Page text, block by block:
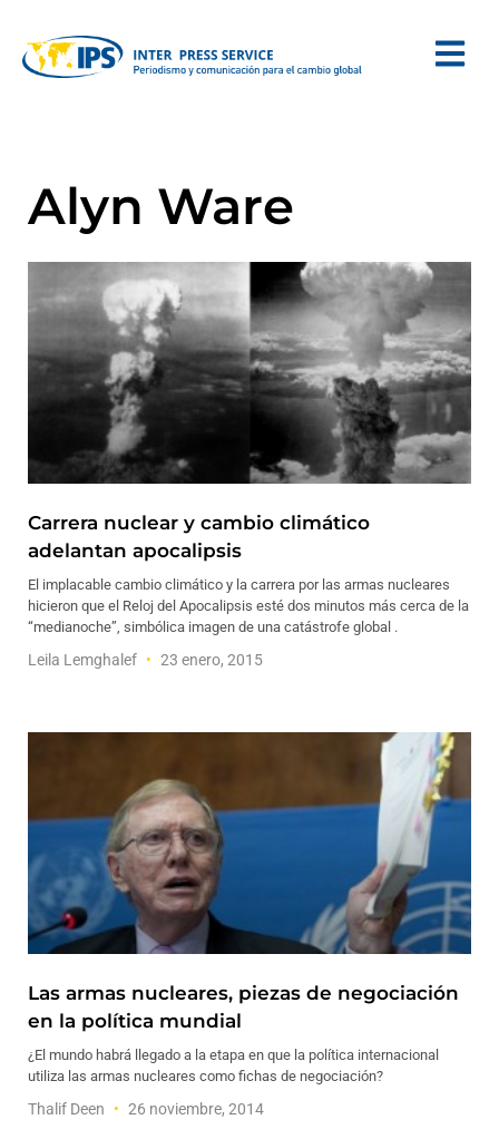
Alyn Ware
Carrera nuclear y cambio climático
adelantan apocalipsis
El implacable cambio climático y la carrera por las armas nucleares
hicieron que el Reloj del Apocalipsis esté dos minutos más cerca de la
“medianoche”, simbólica imagen de una catástrofe global .
Leila Lemghalef 23 enero, 2015
Las armas nucleares, piezas de negociación
en la política mundial
¿El mundo habrá llegado a la etapa en que la política internacional
utiliza las armas nucleares como fichas de negociación?
Thalif Deen 26 noviembre, 2014